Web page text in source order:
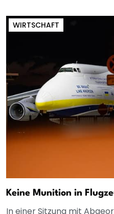
WIRTSCHAFT
Keine Munition in
In einer Sitzung mit